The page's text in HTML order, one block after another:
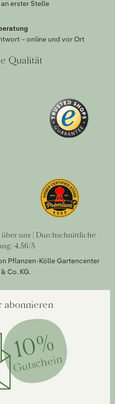
erster Stelle
– online und vor Ort
Qualität
über uns | Durchschnittliche
4.56/5
Pflanzen-Kölle Gartencenter
Co. KG.
abonnieren
10%
Gutschein